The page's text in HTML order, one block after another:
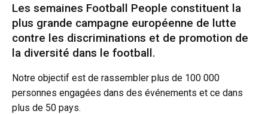
Les semaines Football People constituent la
plus grande campagne européenne de lutte
contre les discriminations et de promotion de
la diversité dans le football.
Notre objectif est de rassembler plus de 100 000
personnes engagées dans des événements et ce dans
plus de 50 pays.